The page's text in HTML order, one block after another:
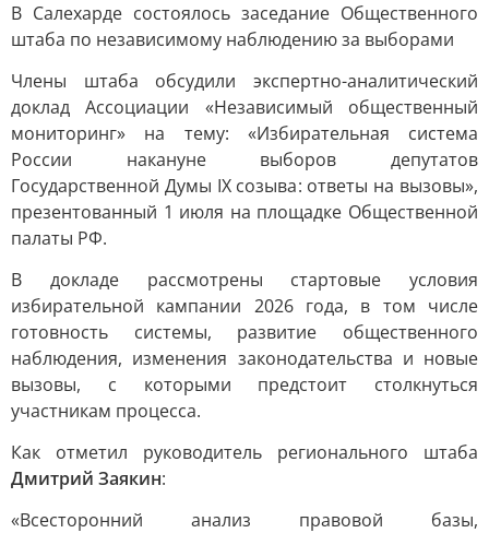
В Салехарде состоялось заседание Общественного
штаба по независимому наблюдению за выборами
Члены штаба обсудили экспертно-аналитический
доклад Ассоциации «Независимый общественный
мониторинг» на тему: «Избирательная система
России накануне выборов депутатов
Государственной Думы IX созыва: ответы на вызовы»,
презентованный 1 июля на площадке Общественной
палаты РФ.
В докладе рассмотрены стартовые условия
избирательной кампании 2026 года, в том числе
готовность системы, развитие общественного
наблюдения, изменения законодательства и новые
вызовы, с которыми предстоит столкнуться
участникам процесса.
Как отметил руководитель регионального штаба
Дмитрий Заякин:
«Всесторонний анализ правовой базы,